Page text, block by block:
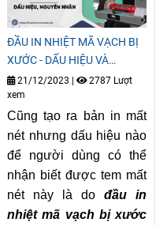
ĐẦU IN NHIỆT MÃ VẠCH BỊ
XƯỚC - DẤU HIỆU VÀ
NGUYÊN NHÂN
21/12/2023
2787 Lượt
xem
Cũng tạo ra bản in mất
nét nhưng dấu hiệu nào
để người dùng có thể
nhận biết được tem mất
nét này là do đầu in
nhiệt mã vạch bị xước